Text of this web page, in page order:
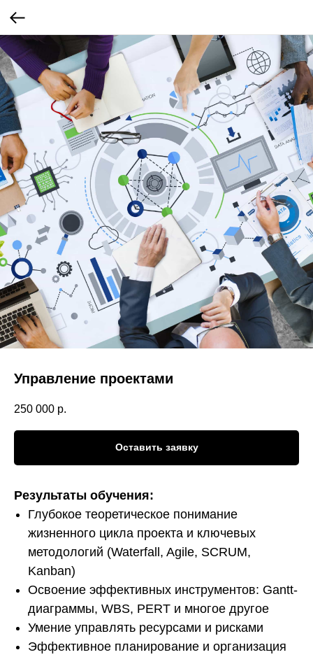
Управление проектами
250 000 р.
Оставить заявку
Результаты обучения:
Глубокое теоретическое понимание
жизненного цикла проекта и ключевых
методологий (Waterfall, Agile, SCRUM,
Kanban)
Освоение эффективных инструментов: Gantt-
диаграммы, WBS, PERT и многое другое
Умение управлять ресурсами и рисками
Эффективное планирование и организация